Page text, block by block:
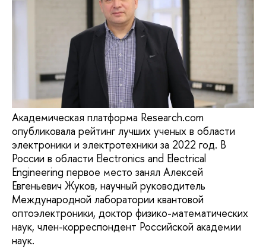
Академическая платформа Research.com
опубликовала рейтинг лучших ученых в области
электроники и электротехники за 2022 год. В
России в области Electronics and Electrical
Engineering первое место занял Алексей
Евгеньевич Жуков, научный руководитель
Международной лаборатории квантовой
оптоэлектроники, доктор физико-математических
наук, член-корреспондент Российской академии
наук.